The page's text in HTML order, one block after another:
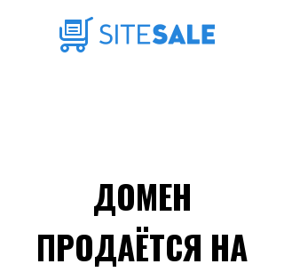
ДОМЕН
ПРОДАЁТСЯ НА